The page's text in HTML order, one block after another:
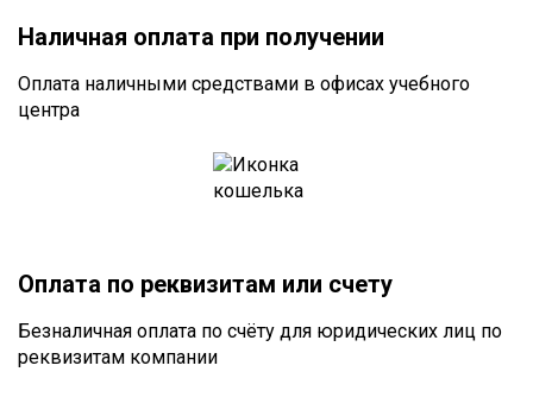
Наличная оплата при получении
Оплата наличными средствами в офисах учебного
центра
Оплата по реквизитам или счету
Безналичная оплата по счёту для юридических лиц по
реквизитам компании